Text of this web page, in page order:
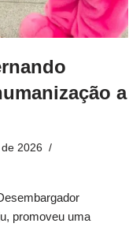
a
2026
promoveu uma